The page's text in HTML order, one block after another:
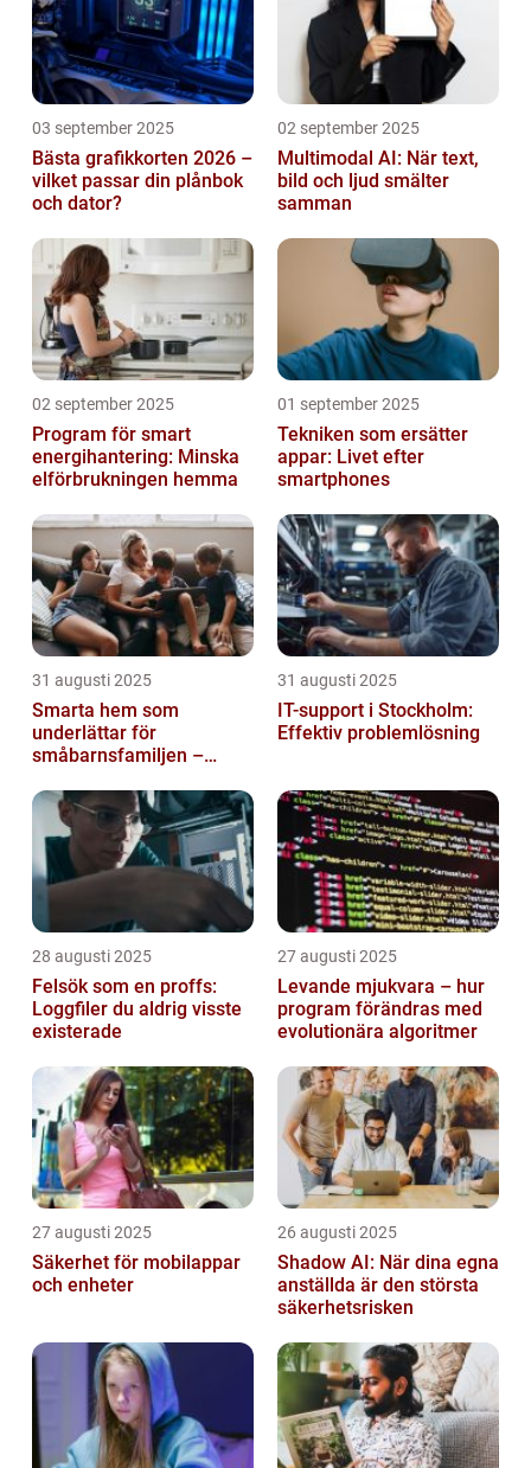
03 september 2025
Bästa grafikkorten 2026 –
vilket passar din plånbok
och dator?
02 september 2025
Multimodal AI: När text,
bild och ljud smälter
samman
02 september 2025
Program för smart
energihantering: Minska
elförbrukningen hemma
01 september 2025
Tekniken som ersätter
appar: Livet efter
smartphones
31 augusti 2025
Smarta hem som
underlättar för
småbarnsfamiljen –
barnens dagliga rutiner
31 augusti 2025
IT-support i Stockholm:
Effektiv problemlösning
28 augusti 2025
Felsök som en proffs:
Loggfiler du aldrig visste
existerade
27 augusti 2025
Levande mjukvara – hur
program förändras med
evolutionära algoritmer
27 augusti 2025
Säkerhet för mobilappar
och enheter
26 augusti 2025
Shadow AI: När dina egna
anställda är den största
säkerhetsrisken